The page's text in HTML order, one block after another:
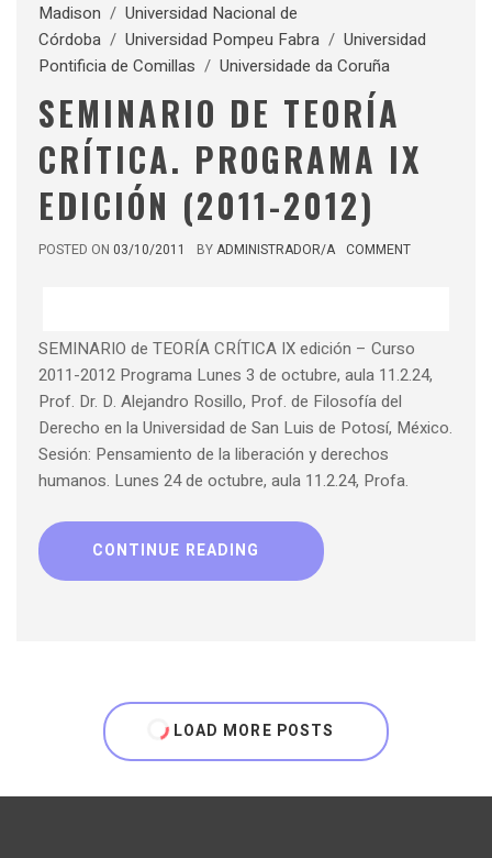
Madison / Universidad Nacional de
Córdoba / Universidad Pompeu Fabra / Universidad
Pontificia de Comillas / Universidade da Coruña
SEMINARIO DE TEORÍA
CRÍTICA. PROGRAMA IX
EDICIÓN (2011-2012)
POSTED ON 03/10/2011 BYADMINISTRADOR/A COMMENT
SEMINARIO de TEORÍA CRÍTICA IX edición – Curso
2011-2012 Programa Lunes 3 de octubre, aula 11.2.24,
Prof. Dr. D. Alejandro Rosillo, Prof. de Filosofía del
Derecho en la Universidad de San Luis de Potosí, México.
Sesión: Pensamiento de la liberación y derechos
humanos. Lunes 24 de octubre, aula 11.2.24, Profa.
CONTINUE READING
LOAD MORE POSTS